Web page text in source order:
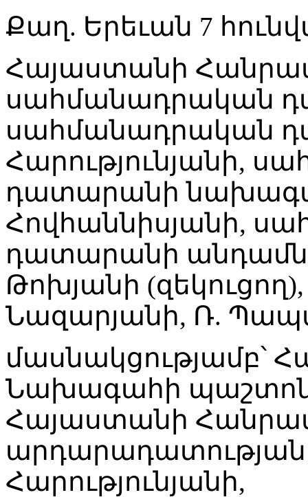
Քաղ. Երեւան 7
Հայաստանի
սահմանադրական
սահմանադրական
Հարությունյանի,
դատարանի
Հովհաննիսյանի,
դատարանի
Թոխյանի
Նազարյանի, Ռ.
մասնակցությամբ՝
Նախագահի
Հայաստանի
Հարությունյանի,